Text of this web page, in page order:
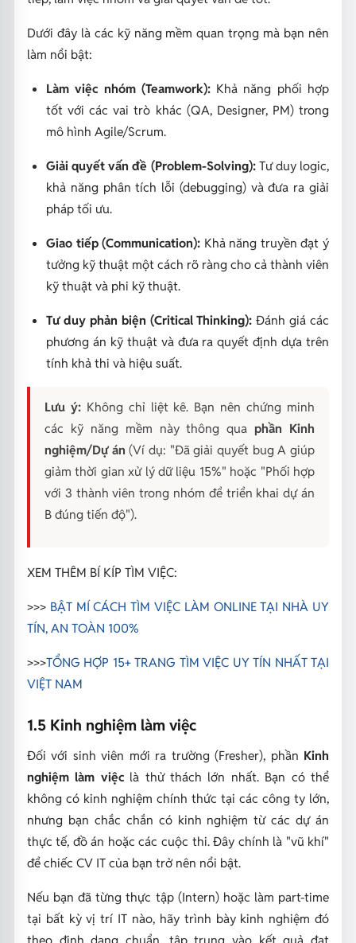
Dưới đây là các kỹ năng mềm quan trọng mà bạn nên
làm nổi bật:
Làm việc nhóm (Teamwork):Khả năng phối hợp
tốt với các vai trò khác (QA, Designer, PM) trong
mô hình Agile/Scrum.
Giải quyết vấn đề (Problem-Solving):Tư duy logic,
khả năng phân tích lỗi (debugging) và đưa ra giải
pháp tối ưu.
Giao tiếp (Communication): Khả năng truyền đạt ý
tưởng kỹ thuật một cách rõ ràng cho cả thành viên
kỹ thuật và phi kỹ thuật.
Tư duy phản biện (Critical Thinking): Đánh giá các
phương án kỹ thuật và đưa ra quyết định dựa trên
tính khả thi và hiệu suất.
Lưu ý:Không chỉ liệt kê. Bạn nên chứng minh
các kỹ năng mềm này thông quaphần Kinh
nghiệm/Dự án (Ví dụ: "Đã giải quyết bug A giúp
giảm thời gian xử lý dữ liệu 15%" hoặc "Phối hợp
với 3 thành viên trong nhóm để triển khai dự án
B đúng tiến độ").
XEM THÊM BÍ KÍP TÌM VIỆC:
>>> BẬT MÍ CÁCH TÌM VIỆC LÀM ONLINE TẠI NHÀ UY
TÍN, AN TOÀN 100%
>>>TỔNG HỢP 15+ TRANG TÌM VIỆC UY TÍN NHẤT TẠI
VIỆT NAM
1.5 Kinh nghiệm làm việc
Đối với sinh viên mới ra trường (Fresher), phần Kinh
nghiệm làm việclà thử thách lớn nhất. Bạn có thể
không có kinh nghiệm chính thức tại các công ty lớn,
nhưng bạn chắc chắn có kinh nghiệm từ các dự án
thực tế, đồ án hoặc các cuộc thi. Đây chính là "vũ khí"
để chiếc CV IT của bạn trở nên nổi bật.
Nếu bạn đã từng thực tập (Intern) hoặc làm part-time
tại bất kỳ vị trí IT nào, hãy trình bày kinh nghiệm đó
theo định dạng chuẩn, tập trung vào kết quả đạt